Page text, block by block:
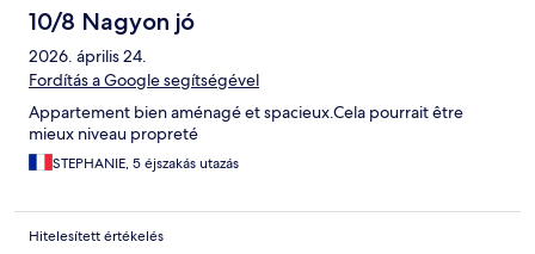
10/8 Nagyon jó
2026. április 24.
Fordítás a Google segítségével
Appartement bien aménagé et spacieux.Cela pourrait être
mieux niveau propreté
STEPHANIE, 5 éjszakás utazás
Hitelesített értékelés